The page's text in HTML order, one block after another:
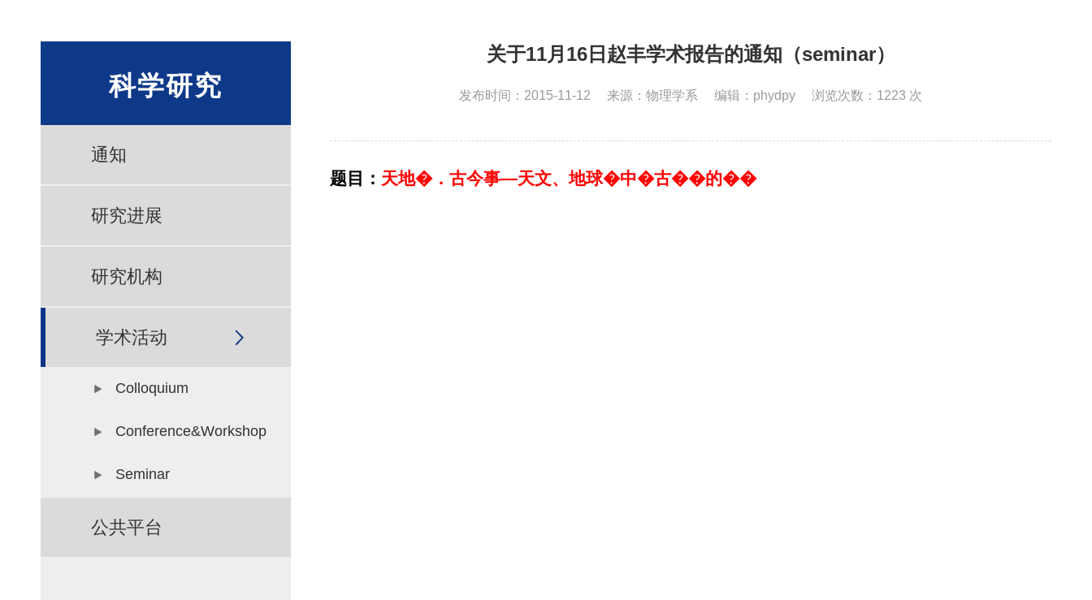
科学研究
通知
研究进展
研究机构
学术活动
Colloquium
Conference&Workshop
Seminar
公共平台
关于11月16日赵丰学术报告的通知（seminar）
发布时间：2015-11-12 来源：物理学系 编辑：phydpy 浏览次数： 1223 次
题目： 天地�．古今事—天文、地球�中�古��的��